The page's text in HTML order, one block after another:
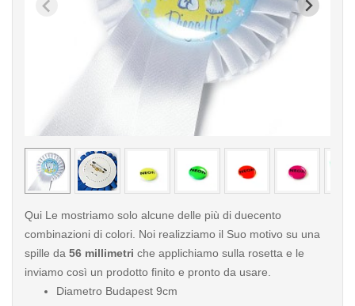
< /picture>
Qui Le mostriamo solo alcune delle più di duecento
combinazioni di colori. Noi realizziamo il Suo motivo su una
spille da 56 millimetri che applichiamo sulla rosetta e le
inviamo così un prodotto finito e pronto da usare.
Diametro Budapest 9cm